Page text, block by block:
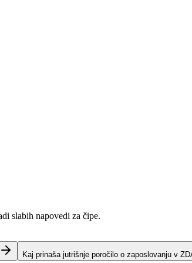
slabih napovedi za čipe.
Kaj prinaša jutrišnje poročilo o zaposlovanju v